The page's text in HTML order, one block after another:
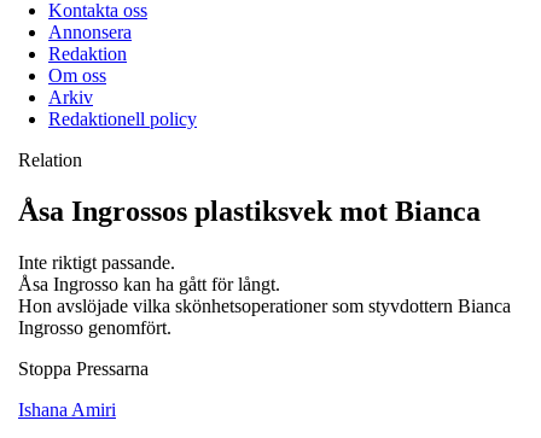
Kontakta oss
Annonsera
Redaktion
Om oss
Arkiv
Redaktionell policy
Relation
Åsa Ingrossos plastiksvek mot Bianca
Inte riktigt passande.
Åsa Ingrosso kan ha gått för långt.
Hon avslöjade vilka skönhetsoperationer som styvdottern Bianca
Ingrosso genomfört.
Stoppa Pressarna
Ishana Amiri